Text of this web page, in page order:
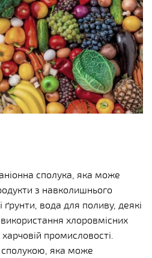
сполука, яка може
з навколишнього
вода для поливу, деякі
хлоровмісних
промисловості.
яка може